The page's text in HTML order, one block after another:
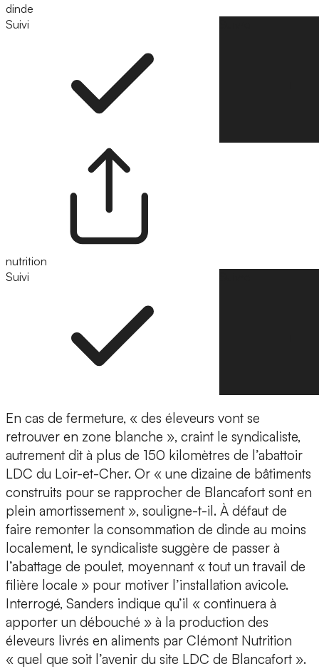
dinde
Suivi
nutrition
Suivi
En cas de fermeture, « des éleveurs vont se
retrouver en zone blanche », craint le syndicaliste,
autrement dit à plus de 150 kilomètres de l’abattoir
LDC du Loir-et-Cher. Or « une dizaine de bâtiments
construits pour se rapprocher de Blancafort sont en
plein amortissement », souligne-t-il. À défaut de
faire remonter la consommation de dinde au moins
localement, le syndicaliste suggère de passer à
l’abattage de poulet, moyennant « tout un travail de
filière locale » pour motiver l’installation avicole.
Interrogé, Sanders indique qu’il « continuera à
apporter un débouché » à la production des
éleveurs livrés en aliments par Clémont Nutrition
« quel que soit l’avenir du site LDC de Blancafort ».